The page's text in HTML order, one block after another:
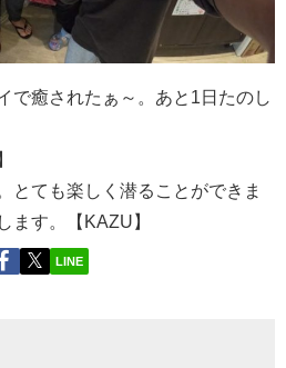
で癒されたぁ～。あと1日たのし
とても楽しく潜ることができま
ます。【KAZU】
LINE